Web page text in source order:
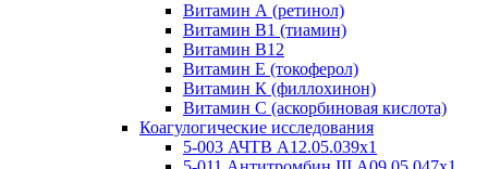
Витамин А (ретинол)
Витамин В1 (тиамин)
Витамин В12
Витамин Е (токоферол)
Витамин К (филлохинон)
Витамин С (аскорбиновая кислота)
Коагулогические исследования
5-003 АЧТВ А12.05.039x1